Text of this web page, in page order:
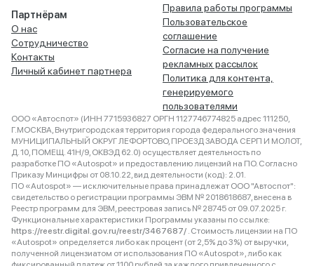
Партнёрам
О нас
Сотрудничество
Контакты
Личный кабинет партнера
Правила работы программы
Пользовательское
соглашение
Согласие на получение
рекламных рассылок
Политика для контента,
генерируемого
пользователями
ООО «Автоспот» (ИНН 7715936827 ОРГН 1127746774825 адрес 111250,
Г.МОСКВА, Внутригородская территория города федерального значения
МУНИЦИПАЛЬНЫЙ ОКРУГ ЛЕФОРТОВО, ПРОЕЗД ЗАВОДА СЕРП И МОЛОТ,
Д. 10, ПОМЕЩ. 41Н/9, ОКВЭД 62.0) осуществляет деятельность по
разработке ПО «Autospot» и предоставлению лицензий на ПО. Согласно
Приказу Минцифры от 08.10.22, вид деятельности (код): 2.01.
ПО «Autospot» — исключительные права принадлежат ООО "Автоспот":
свидетельство о регистрации программы ЭВМ № 2018618687, внесена в
Реестр программ для ЭВМ, реестровая запись № 28745 от 09.07.2025 г.
Функциональные характеристики Программы указаны по ссылке:
https://reestr.digital.gov.ru/reestr/3467687/ . Стоимость лицензии на ПО
«Autospot» определяется либо как процент (от 2,5% до 3%) от выручки,
полученной лицензиатом от использования ПО «Autospot», либо как